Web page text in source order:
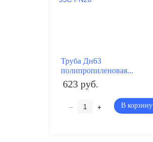
Труба Дн63
полипропиленовая...
623 руб.
– + В корзину